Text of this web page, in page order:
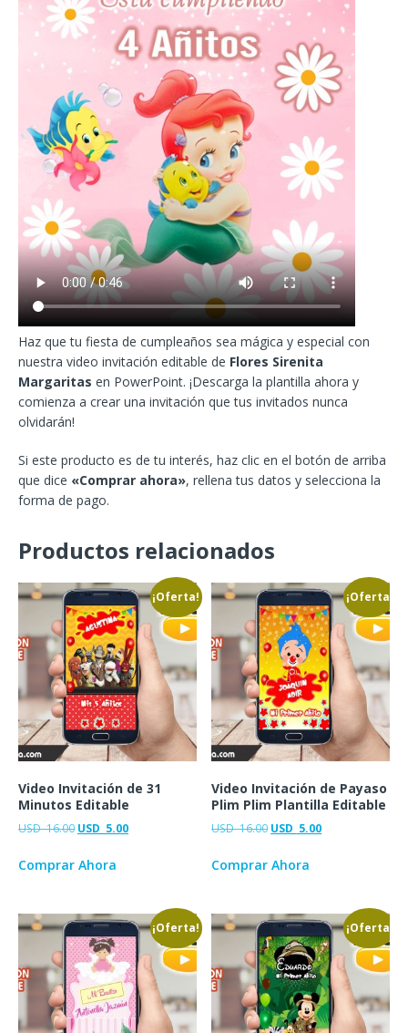
Haz que tu fiesta de cumpleaños sea mágica y especial con
nuestra video invitación editable de Flores Sirenita
Margaritas en PowerPoint. ¡Descarga la plantilla ahora y
comienza a crear una invitación que tus invitados nunca
olvidarán!
Si este producto es de tu interés, haz clic en el botón de arriba
que dice «Comprar ahora», rellena tus datos y selecciona la
forma de pago.
Productos relacionados
¡Oferta!
Video Invitación de 31
Minutos Editable
USD16.00 USD 5.00
Comprar Ahora
¡Oferta!
Video Invitación de Payaso
Plim Plim Plantilla Editable
USD16.00 USD 5.00
Comprar Ahora
¡Oferta! ¡Oferta!